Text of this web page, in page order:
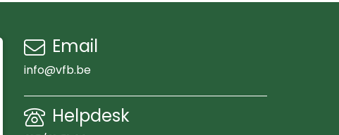
Email
info@vfb.be
Helpdesk